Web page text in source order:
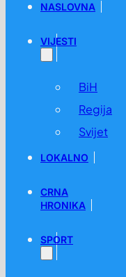
NASLOVNA
VIJESTI
BiH
Regija
Svijet
LOKALNO
CRNA
HRONIKA
SPORT